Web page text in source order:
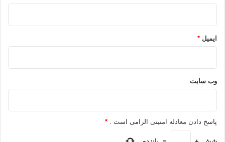
ایمیل *
وب‌ سایت
پاسخ دادن معادله امنیتی الزامی است . *